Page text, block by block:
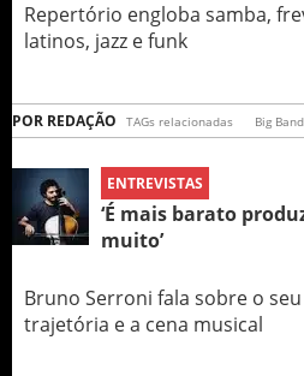
Repertório engloba samba,
latinos, jazz e funk
POR REDAÇÃO TAGs relacionadas Big
ENTREVISTAS
‘É mais barato
muito’
Bruno Serroni fala sobre o
trajetória e a cena musical